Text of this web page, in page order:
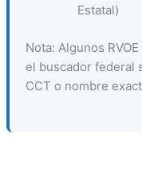
Estatal)
Nota: Algunos
el buscador federal
CCT o nombre